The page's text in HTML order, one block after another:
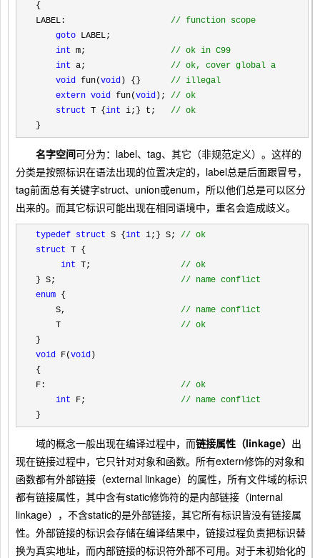
{
LABEL: // function scope
goto LABEL;
int m; // ok in C99
int a; // ok, cover global a
void fun(void ) {} // illegal
extern void fun(void ); // ok
struct T { int i;} t; // ok
}
名字空间可分为：label、tag、其它（非规范定义）。这样的
分类是按照标识在语法出现的位置决定的，label总是后面跟冒号，
tag前面总有关键字struct、union或enum，所以他们总是可以区分
出来的。而其它标识可能出现在相同语境中，重名会造成歧义。
typedef struct S { int i;} S; // ok
struct
     int
T; // ok
} S; // name conflict
enum {
    S,
// name conflict
    T
// ok
void F(void )
{
F: // ok
int F; // name conflict
}
域的概念一般出现在编译过程中，而链接属性（linkage） 出
现在链接过程中，它只针对对象和函数。所有extern修饰的对象和
函数都有外部链接（external linkage）的属性，所有文件域的标识
都有链接属性，其中含有static修饰符的是内部链接（internal
linkage），不含static的是外部链接，其它所有标识皆没有链接属
性。外部链接的标识会存储在编译结果中，链接过程负责把标识替
换为真实地址，而内部链接的标识符外部不可用。对于未初始化的